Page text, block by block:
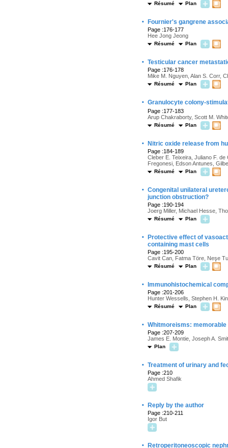
Résumé Plan
· Fournier's gangrene
Page :176-177
Hee Jong Jeong
Résumé Plan
· Testicular cancer
Page :176-178
Mike M. Nguyen, Alan S. Corr,
Résumé Plan
· Granulocyte colony-
Page :177-183
Arup Chakraborty, Scott M.
Résumé Plan
· Nitric oxide release from
Page :184-189
Cleber E. Teixeira, Juliano F.
Fregonesi, Edson Antunes,
Résumé Plan
· Congenital unilateral
junction obstruction?
Page :190-194
Joerg Miller, Michael Hesse,
Résumé Plan
·
Protective effect of
containing mast cells
Page :195-200
Cavit Can, Fatma Töre, Neşe
Résumé Plan
· Immunohistochemical
Page :201-206
Hunter Wessells, Stephen H.
Résumé Plan
· Whitmoreisms: memorable
Page :207-209
James E. Montie, Joseph A.
Plan
· Treatment of urinary and
Page :210
Ahmed Shafik
· Reply by the author
Page :210-211
Igor But
· Retroperitoneoscopic